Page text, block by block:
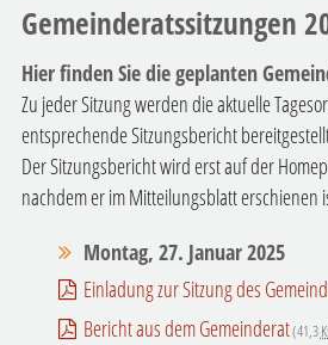
Gemeinderatssitzungen
Hier finden Sie die geplanten
Zu jeder Sitzung werden die aktuelle
entsprechende Sitzungsbericht
Der Sitzungsbericht wird erst auf der
nachdem er im Mitteilungsblatt erschienen
Montag, 27. Januar 2025
Einladung zur Sitzung des
Bericht aus dem Gemeinderat(41,3